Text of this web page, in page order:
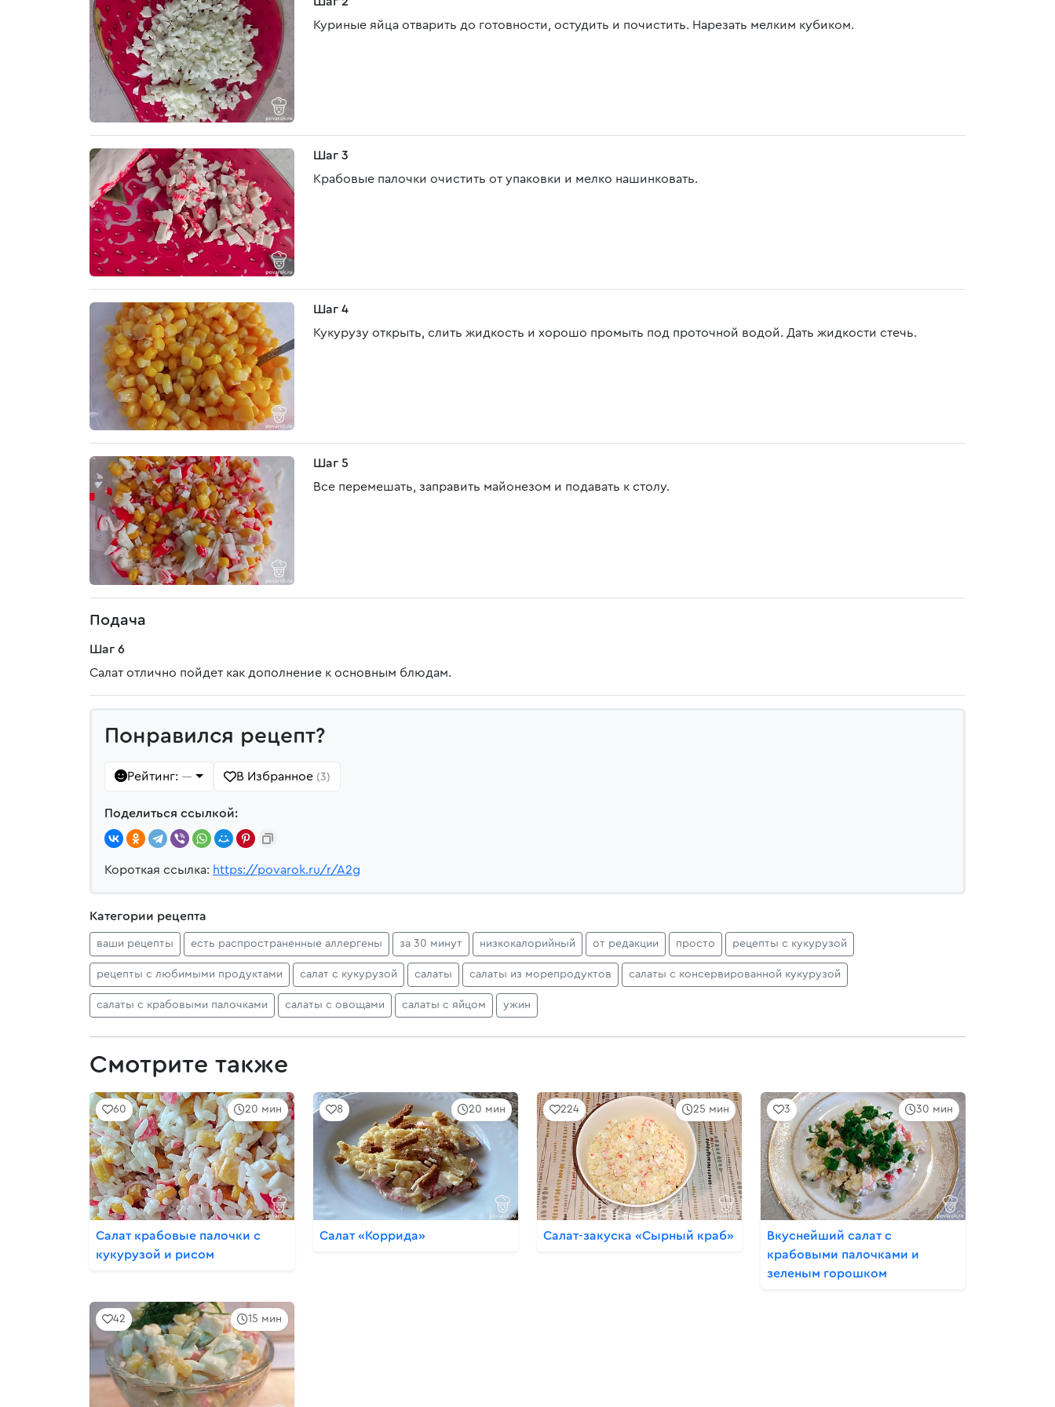
Куриные яйца отварить до готовности, остудить и почистить. Нарезать мелким кубиком.
Шаг 3
Крабовые палочки очистить от упаковки и мелко нашинковать.
Шаг 4
Кукурузу открыть, слить жидкость и хорошо промыть под проточной водой. Дать жидкости стечь.
Шаг 5
Все перемешать, заправить майонезом и подавать к столу.
Подача
Шаг 6
Салат отлично пойдет как дополнение к основным блюдам.
Понравился рецепт?
Рейтинг: — В Избранное (3)
Поделиться ссылкой:
Короткая ссылка: https://povarok.ru/r/A2g
Категории рецепта
ваши рецепты есть распространенные аллергены за 30 минут низкокалорийный от редакции просто рецепты с кукурузой
рецепты с любимыми продуктами салат с кукурузой салаты салаты из морепродуктов салаты с консервированной кукурузой
салаты с крабовыми палочками салаты с овощами салаты с яйцом ужин
Смотрите также
20 мин
60
Салат крабовые палочки с
кукурузой и рисом
20 мин
8
Салат «Коррида»
25 мин
224
Салат-закуска «Сырный краб»
30 мин
3
Вкуснейший салат с
крабовыми палочками и
зеленым горошком
15 мин
42